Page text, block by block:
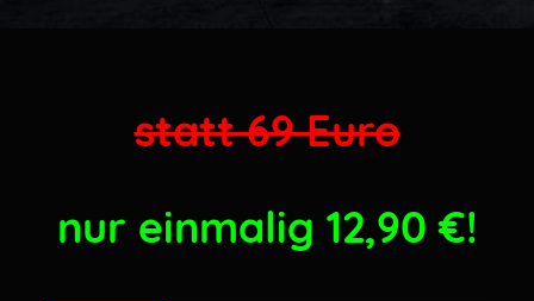
statt 69 Euro
nur einmalig 12,90€!